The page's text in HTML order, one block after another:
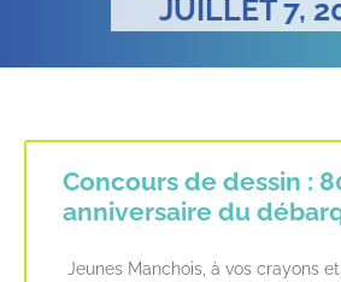
JUILLET 7,
Concours de dessin :
anniversaire du
Jeunes Manchois, à vos crayons